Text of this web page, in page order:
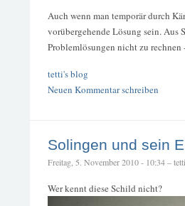
Auch wenn man temporär durch
vorübergehende Lösung sein. Aus
Problemlösungen nicht zu
tetti's blog
Neuen Kommentar schreiben
Solingen und sein
Freitag, 5. November 2010 - 10:34 – tetti
Wer kennt diese Schild nicht?